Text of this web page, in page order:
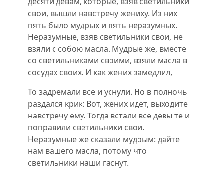
свои, вышли навстречу жениху. Из них
пять было мудрых и пять неразумных.
Неразумные, взяв светильники свои, не
взяли с собою масла. Мудрые же, вместе
со светильниками своими, взяли масла в
сосудах своих. И как жених замедлил,
То задремали все и уснули. Но в полночь
раздался крик: Вот, жених идет, выходите
навстречу ему. Тогда встали все девы те и
поправили светильники свои.
Неразумные же сказали мудрым: дайте
нам вашего масла, потому что
светильники наши гаснут.